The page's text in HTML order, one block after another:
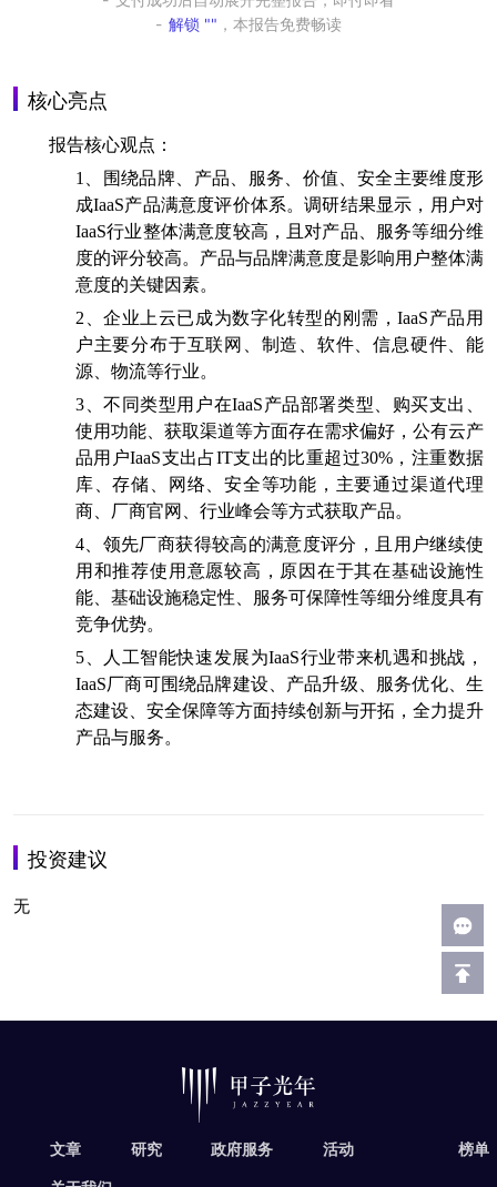
解锁 "" ，本报告免费畅读
核心亮点
报告核心观点：
1、
围绕品牌、产品、服务、价值、安全主要维度形
成IaaS产品满意度评价体系。调研结果显示，用户对
IaaS行业整体满意度较高，且对产品、服务等细分维
度的评分较高。产品与品牌满意度是影响用户整体满
意度的关键因素。
2、企业上云已成为数字化转型的刚需，IaaS产品用
户主要分布于互联网、制造、软件、信息硬件、能
源、物流等行业。
3、不同类型用户在IaaS产品部署类型、购买支出、
使用功能、获取渠道等方面存在需求偏好，公有云产
品用户IaaS支出占IT支出的比重超过30% ，注重数据
库、存储、网络、安全等功能，主要通过渠道代理
商、厂商官网、行业峰会等方式获取产品。
4、 领先厂商获得较高的满意度评分，且用户继续使
用和推荐使用意愿较高，原因在于其在基础设施性
能、基础设施稳定性、服务可保障性等细分维度具有
竞争优势。
5、
人工智能快速发展为IaaS行业带来机遇和挑战，
IaaS厂商可围绕品牌建设、产品升级、服务优化、生
态建设、安全保障等方面持续创新与开拓，全力提升
产品与服务。
投资建议
无
文章 研究 政府服务 活动 榜单